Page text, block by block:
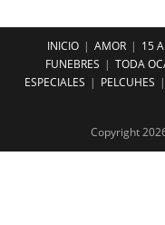
INICIO AMOR 15
FUNEBRES
TODA
ESPECIALES
PELCUHES
Copyright